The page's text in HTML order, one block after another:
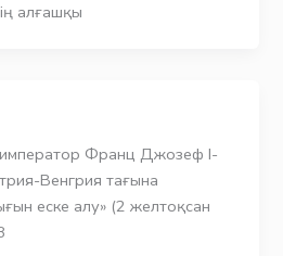
алғашқы
Франц Джозеф I-
Венгрия тағына
еске алу» (2 желтоқсан